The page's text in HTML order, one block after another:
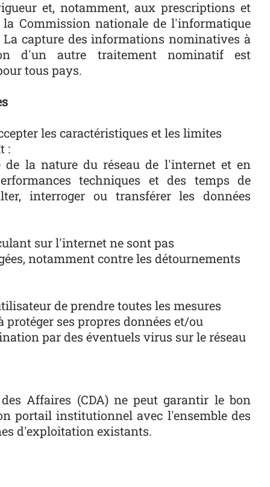
et, notamment, aux prescriptions et
Commission nationale de l'informatique
La capture des informations nominatives à
d'un autre traitement nominatif est
tous pays.
les caractéristiques et les limites
:
de la nature du réseau de l'internet et en
techniques et des temps de
interroger ou transférer les données
sur l'internet ne sont pas
notamment contre les détournements
de prendre toutes les mesures
protéger ses propres données et/ou
par des éventuels virus sur le réseau
Affaires (CDA) ne peut garantir le bon
portail institutionnel avec l'ensemble des
d'exploitation existants.